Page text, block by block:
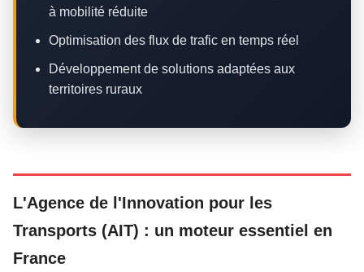
à mobilité réduite
Optimisation des flux de trafic en temps réel
Développement de solutions adaptées aux
territoires ruraux
L'Agence de l'Innovation pour les
Transports (AIT) : un moteur essentiel en
France